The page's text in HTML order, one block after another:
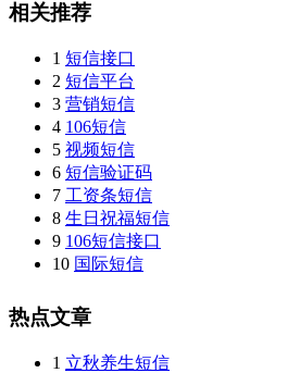
相关推荐
1 短信接口
2 短信平台
3 营销短信
4 106短信
5 视频短信
6 短信验证码
7 工资条短信
8 生日祝福短信
9 106短信接口
10 国际短信
热点文章
1 立秋养生短信